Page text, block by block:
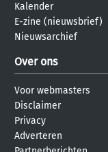
Kalender
E-zine (nieuwsbrief)
Nieuwsarchief
Over ons
Voor webmasters
Disclaimer
Privacy
Adverteren